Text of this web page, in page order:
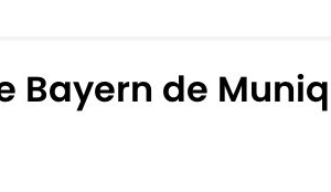
Bayern de